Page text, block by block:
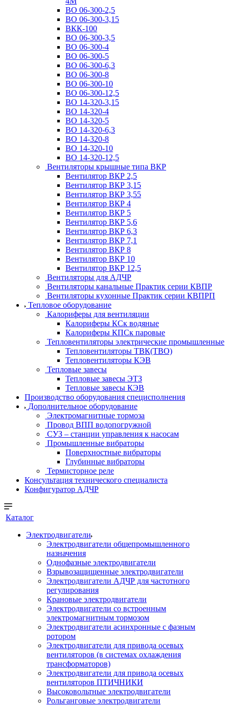
ВО 06-300-2,5
ВО 06-300-3,15
ВКК-100
ВО 06-300-3,5
ВО 06-300-4
ВО 06-300-5
ВО 06-300-6,3
ВО 06-300-8
ВО 06-300-10
ВО 06-300-12,5
ВО 14-320-3,15
ВО 14-320-4
ВО 14-320-5
ВО 14-320-6,3
ВО 14-320-8
ВО 14-320-10
ВО 14-320-12,5
Вентиляторы крышные типа ВКР
Вентилятор ВКР 2,5
Вентилятор ВКР 3,15
Вентилятор ВКР 3,55
Вентилятор ВКР 4
Вентилятор ВКР 5
Вентилятор ВКР 5,6
Вентилятор ВКР 6,3
Вентилятор ВКР 7,1
Вентилятор ВКР 8
Вентилятор ВКР 10
Вентилятор ВКР 12,5
Вентиляторы для АДЧР
Вентиляторы канальные Практик серии КВПР
Вентиляторы кухонные Практик серии КВПРП
Тепловое оборудование
Калориферы для вентиляции
Калориферы КСк водяные
Калориферы КПСк паровые
Тепловентиляторы электрические промышленные
Тепловентиляторы ТВК(ТВО)
Тепловентиляторы КЭВ
Тепловые завесы
Тепловые завесы ЭТЗ
Тепловые завесы КЭВ
Производство оборудования специсполнения
Дополнительное оборудование
Электромагнитные тормоза
Провод ВПП водопогружной
СУЗ – станции управления к насосам
Промышленные вибраторы
Поверхностные вибраторы
Глубинные вибраторы
Термисторное реле
Консультация технического специалиста
Конфигуратор АДЧР
Каталог
Электродвигатели
Электродвигатели общепромышленного
назначения
Однофазные электродвигатели
Взрывозащищенные электродвигатели
Электродвигатели АДЧР для частотного
регулирования
Крановые электродвигатели
Электродвигатели со встроенным
электромагнитным тормозом
Электродвигатели асинхронные с фазным
ротором
Электродвигатели для привода осевых
вентиляторов (в системах охлаждения
трансформаторов)
Электродвигатели для привода осевых
вентиляторов ПТИЧНИКИ
Высоковольтные электродвигатели
Рольганговые электродвигатели